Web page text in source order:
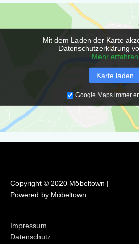
o
k
r
a
m
Mit dem Laden der Karte
Datenschutzerklärung
Mehr erfahren
Karte laden
Google Maps immer
Copyright © 2020 Möbeltown |
Powered by Möbeltown
Impressum
Datenschutz